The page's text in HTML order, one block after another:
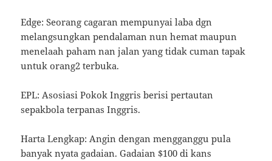
Edge: Seorang cagaran mempunyai laba dgn
melangsungkan pendalaman nun hemat maupun
menelaah paham nan jalan yang tidak cuman tapak
untuk orang2 terbuka.
EPL: Asosiasi Pokok Inggris berisi pertautan
sepakbola terpanas Inggris.
Harta Lengkap: Angin dengan mengganggu pula
banyak nyata gadaian. Gadaian $100 di kans